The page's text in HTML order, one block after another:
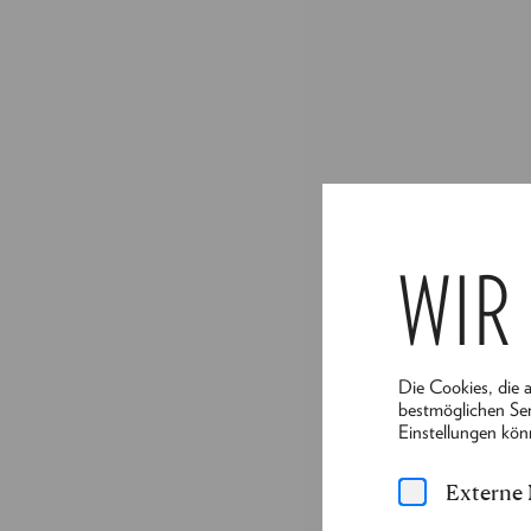
Die Cookies, die
bestmöglichen
Einstellungen
Externe